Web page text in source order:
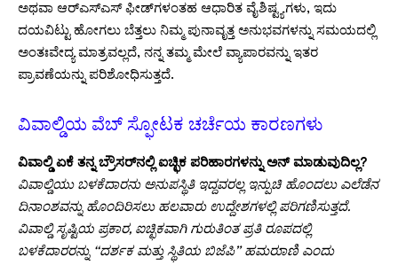
ಅಥವಾ ಆರ್‌ಎಸ್‌ಎಸ್ ಫೀಡ್‌ಗಳಂತಹ ಆಧಾರಿತ ವೈಶಿಷ್ಟ್ಯಗಳು, ಇದು
ದಯವಿಟ್ಟು ಹೋಗಲು ಬೆತ್ತಲು ನಿಮ್ಮ ಪುನಾವೃತ್ತ ಅನುಭವಗಳನ್ನು ಸಮಯದಲ್ಲಿ
ಅಂತಃವೇದ್ಯ ಮಾತ್ರವಲ್ಲದೆ, ನನ್ನ ತಮ್ಮ ಮೇಲೆ ವ್ಯಾಪಾರವನ್ನು ಇತರ
ಪ್ರಾವಣೆಯನ್ನು ಪರಿಶೋಧಿಸುತ್ತದೆ.
ವಿವಾಲ್ಡಿಯ ವೆಬ್ ಸ್ಫೋಟಕ ಚರ್ಚೆಯ ಕಾರಣಗಳು
ವಿವಾಲ್ಡಿ ಏಕೆ ತನ್ನ ಬ್ರೌಸರ್‌ನಲ್ಲಿ ಐಚ್ಛಿಕ ಪರಿಹಾರಗಳನ್ನು ಅನ್ ಮಾಡುವುದಿಲ್ಲ?
ವಿವಾಲ್ಡಿಯು ಬಳಕೆದಾರನು ಅನುಪಸ್ಥಿತಿ ಇದ್ದವರಲ್ಲ ಇನ್ಪುಚಿ ಹೊಂದಲು ಎಲೆಡೆನ
ದಿನಾಂಶವನ್ನು ಹೊಂದಿರಿಸಲು ಹಲವಾರು ಉದ್ದೇಶಗಳಲ್ಲಿ ಪರಿಗಣಿಸುತ್ತದೆ.
ವಿವಾಲ್ಡಿ ಸೃಷ್ಟಿಯ ಪ್ರಕಾರ, ಐಚ್ಛಿಕವಾಗಿ ಗುರುತಿಂತ ಪ್ರತಿ ರೂಪದಲ್ಲಿ
ಬಳಕೆದಾರರನ್ನು “ದರ್ಶಕ ಮತ್ತು ಸ್ಥಿತಿಯ ಬಿಜೆಪಿ” ಹಮರುಾಣಿ ಎಂದು